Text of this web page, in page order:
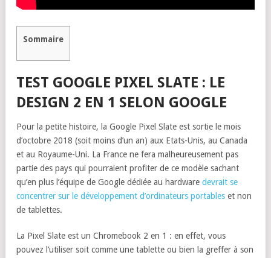
Sommaire
TEST GOOGLE PIXEL SLATE : LE
DESIGN 2 EN 1 SELON GOOGLE
Pour la petite histoire, la Google Pixel Slate est sortie le mois
d’octobre 2018 (soit moins d’un an) aux Etats-Unis, au Canada
et au Royaume-Uni. La France ne fera malheureusement pas
partie des pays qui pourraient profiter de ce modèle sachant
qu’en plus l’équipe de Google dédiée au hardware devrait se
concentrer sur le développement d’ordinateurs portables et non
de tablettes.
La Pixel Slate est un Chromebook 2 en 1 : en effet, vous
pouvez l’utiliser soit comme une tablette ou bien la greffer à son